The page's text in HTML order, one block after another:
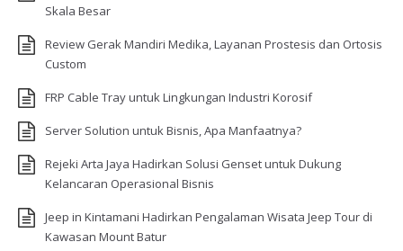
Skala Besar
Review Gerak Mandiri Medika, Layanan Prostesis dan Ortosis
Custom
FRP Cable Tray untuk Lingkungan Industri Korosif
Server Solution untuk Bisnis, Apa Manfaatnya?
Rejeki Arta Jaya Hadirkan Solusi Genset untuk Dukung
Kelancaran Operasional Bisnis
Jeep in Kintamani Hadirkan Pengalaman Wisata Jeep Tour di
Kawasan Mount Batur